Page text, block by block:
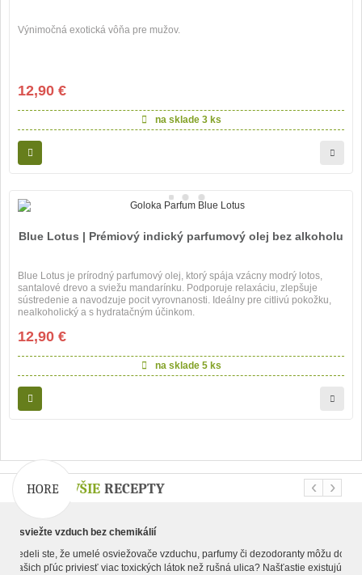
Výnimočná exotická vôňa pre mužov.
12,90 €
na sklade 3 ks
Blue Lotus | Prémiový indický parfumový olej bez alkoholu
Blue Lotus je prírodný parfumový olej, ktorý spája vzácny modrý lotos,
santalové drevo a sviežu mandarínku. Podporuje relaxáciu, zlepšuje
sústredenie a navodzuje pocit vyrovnanosti. Ideálny pre citlivú pokožku,
nealkoholický a s hydratačným účinkom.
12,90 €
na sklade 5 ks
NAJNOVŠIE RECEPTY
HORE ‹ ›
Osviežte vzduch bez chemikálií
Vedeli ste, že umelé osviežovače vzduchu, parfumy či dezodoranty môžu do
našich pľúc priviesť viac toxických látok než rušná ulica? Našťastie existujú